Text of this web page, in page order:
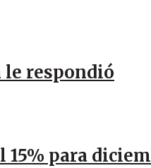
le respondió
para